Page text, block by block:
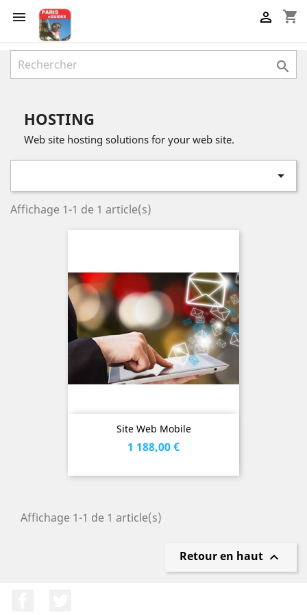
 shopping_cart


HOSTING
Web site hosting solutions for your web site.

Affichage 1-1 de 1 article(s)
Site Web Mobile
Prix
1 188,00 €
Affichage 1-1 de 1 article(s)
Retour en haut 